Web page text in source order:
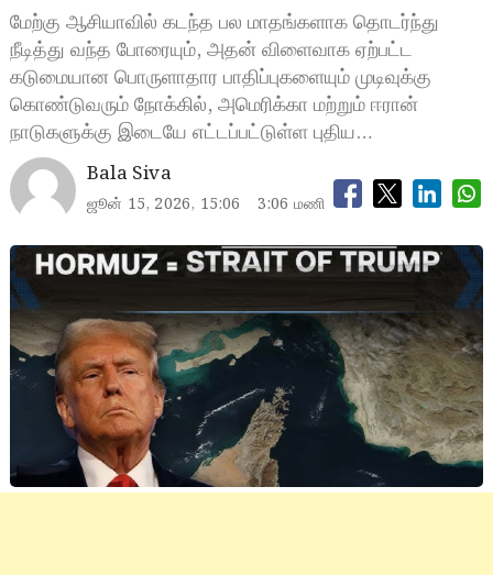
மேற்கு ஆசியாவில் கடந்த பல மாதங்களாக தொடர்ந்து
நீடித்து வந்த போரையும், அதன் விளைவாக ஏற்பட்ட
கடுமையான பொருளாதார பாதிப்புகளையும் முடிவுக்கு
கொண்டுவரும் நோக்கில், அமெரிக்கா மற்றும் ஈரான்
நாடுகளுக்கு இடையே எட்டப்பட்டுள்ள புதிய…
Bala Siva
ஜூன் 15, 2026, 15:06 3:06 மணி